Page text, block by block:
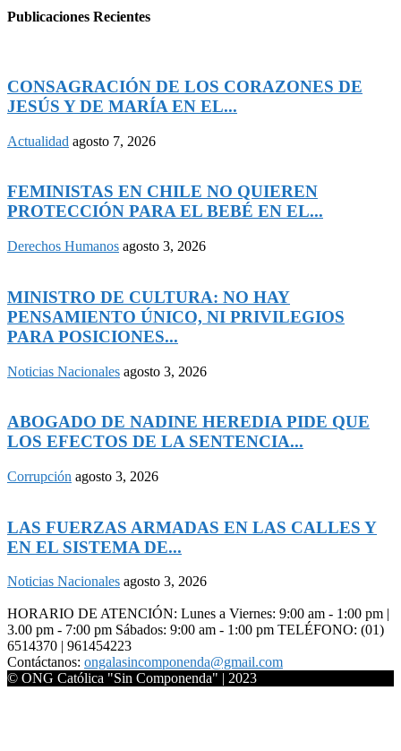
Publicaciones Recientes
CONSAGRACIÓN DE LOS CORAZONES DE
JESÚS Y DE MARÍA EN EL...
Actualidad agosto 7, 2026
FEMINISTAS EN CHILE NO QUIEREN
PROTECCIÓN PARA EL BEBÉ EN EL...
Derechos Humanos agosto 3, 2026
MINISTRO DE CULTURA: NO HAY
PENSAMIENTO ÚNICO, NI PRIVILEGIOS
PARA POSICIONES...
Noticias Nacionales agosto 3, 2026
ABOGADO DE NADINE HEREDIA PIDE QUE
LOS EFECTOS DE LA SENTENCIA...
Corrupción agosto 3, 2026
LAS FUERZAS ARMADAS EN LAS CALLES Y
EN EL SISTEMA DE...
Noticias Nacionales agosto 3, 2026
HORARIO DE ATENCIÓN: Lunes a Viernes: 9:00 am - 1:00 pm |
3.00 pm - 7:00 pm Sábados: 9:00 am - 1:00 pm TELÉFONO: (01)
6514370 | 961454223
Contáctanos: ongalasincomponenda@gmail.com
© ONG Católica "Sin Componenda" | 2023